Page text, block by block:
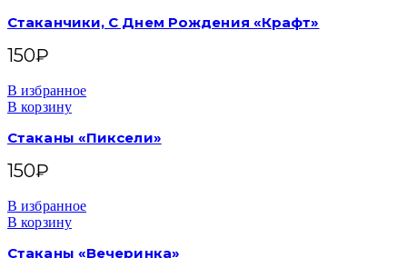
Стаканчики, С Днем Рождения «Крафт»
150₽
В избранное
В корзину
Стаканы «Пиксели»
150₽
В избранное
В корзину
Стаканы «Вечеринка»